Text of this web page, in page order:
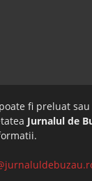
fi preluat
Jurnalul de